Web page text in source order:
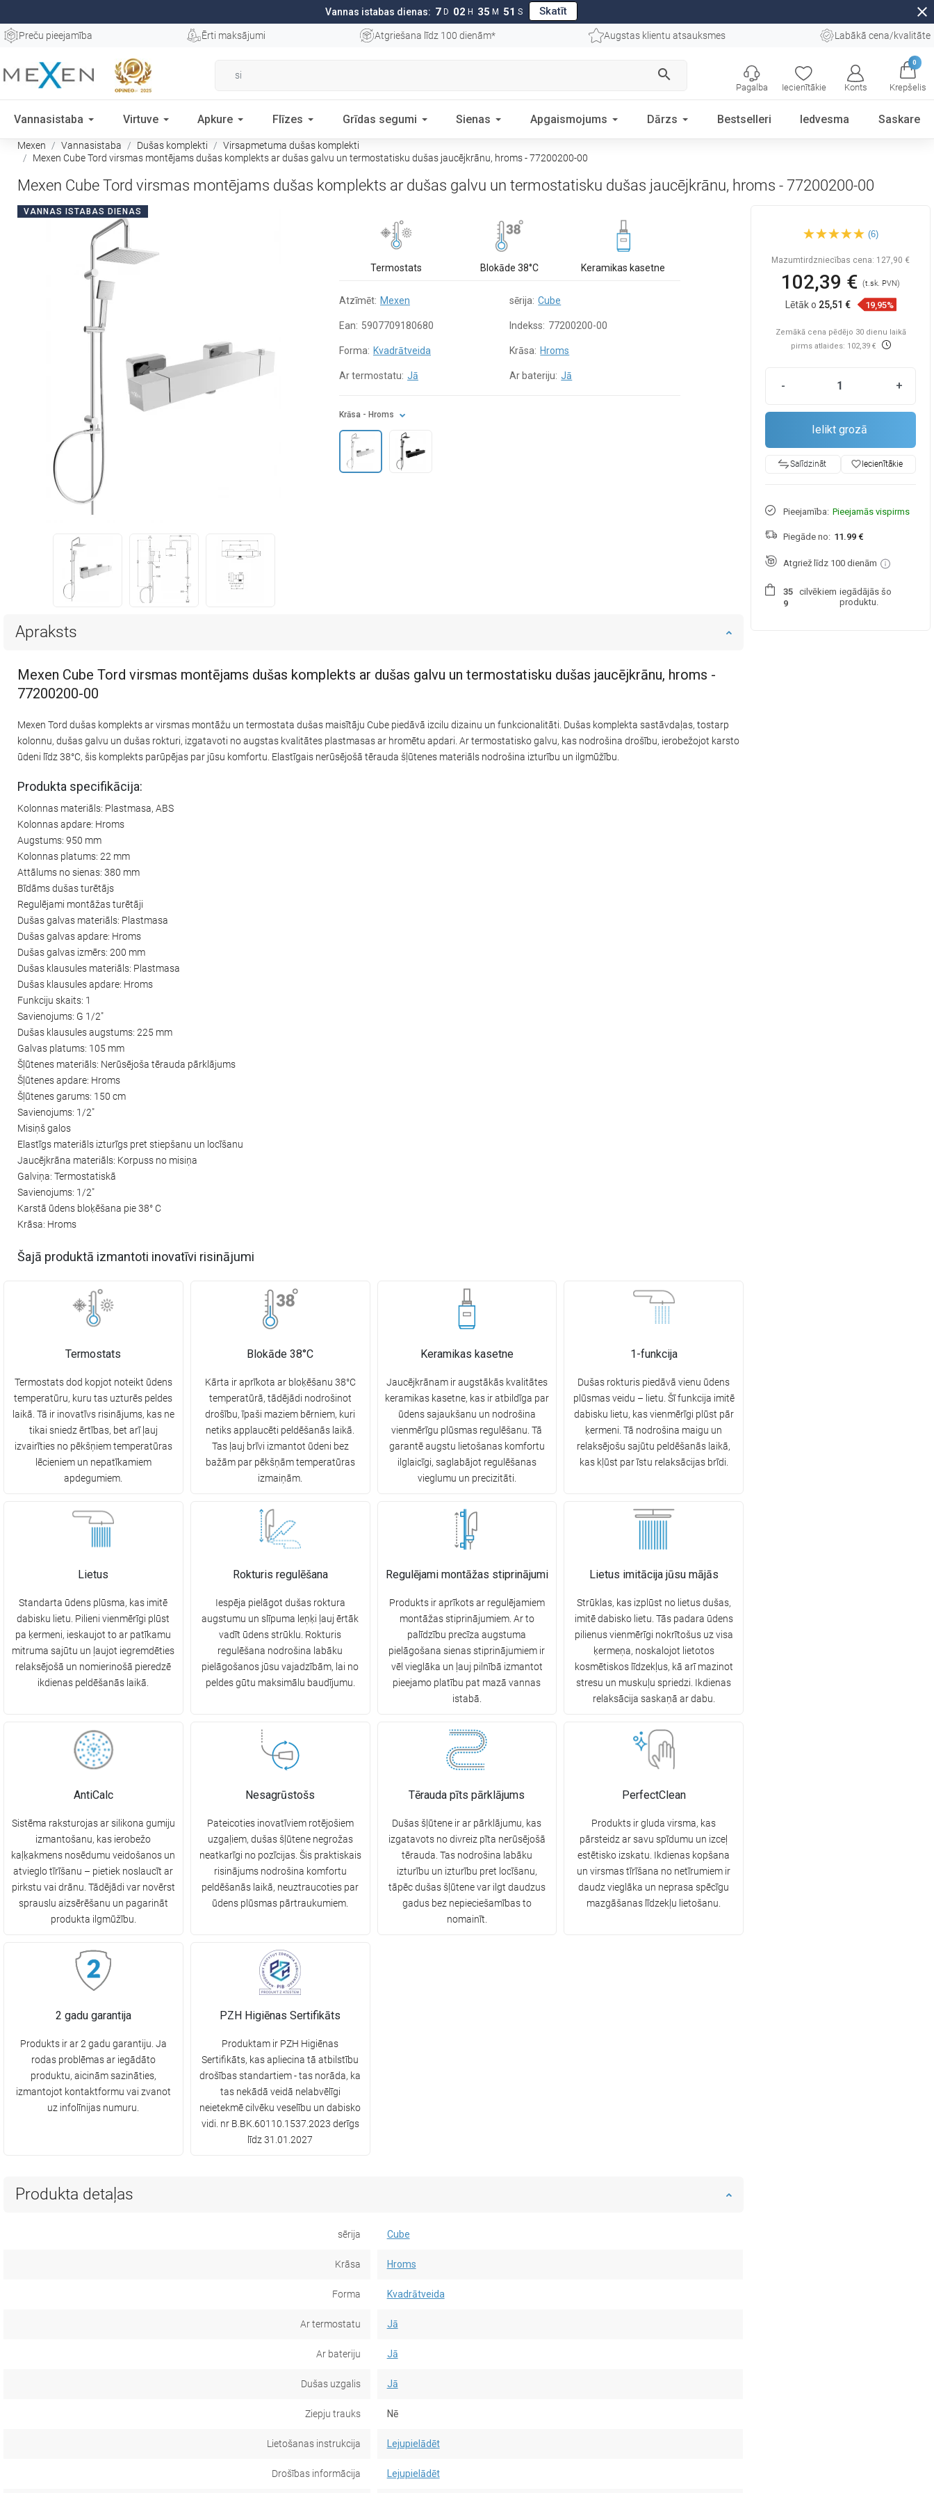
Vannas istabas dienas: 7 D 02 H 35 M 50 S Skatīt close
Preču pieejamība Ērti maksājumi Atgriešana līdz 100 dienām* Augstas klientu atsauksmes Labākā cena/kvalitāte
search
Iecienītākie Konts
0
Krepšelis
Pagalba
Vannasistaba Virtuve Apkure Flīzes Grīdas segumi Sienas Apgaismojums Dārzs Bestselleri Iedvesma Saskare
Mexen Vannasistaba Dušas komplekti
Virsapmetuma dušas komplekti
Mexen Cube Tord virsmas montējams dušas komplekts ar dušas galvu un termostatisku dušas jaucējkrānu, hroms - 77200200-00
Mexen Cube Tord virsmas montējams dušas komplekts ar dušas galvu un termostatisku dušas jaucējkrānu, hroms - 77200200-00
VANNAS ISTABAS DIENAS
Termostats Blokāde 38°C Keramikas kasetne
Atzīmēt: Mexen sērija: Cube
Ean: 5907709180680 Indekss: 77200200-00
Forma: Kvadrātveida Krāsa: Hroms
Ar termostatu: Jā Ar bateriju: Jā
Krāsa - Hroms
Apraksts
Mexen Cube Tord virsmas montējams dušas komplekts ar dušas galvu un termostatisku dušas jaucējkrānu, hroms -
77200200-00
Mexen Tord dušas komplekts ar virsmas montāžu un termostata dušas maisītāju Cube piedāvā izcilu dizainu un funkcionalitāti. Dušas komplekta sastāvdaļas, tostarp
kolonnu, dušas galvu un dušas rokturi, izgatavoti no augstas kvalitātes plastmasas ar hromētu apdari. Ar termostatisko galvu, kas nodrošina drošību, ierobežojot karsto
ūdeni līdz 38°C, šis komplekts parūpējas par jūsu komfortu. Elastīgais nerūsējošā tērauda šļūtenes materiāls nodrošina izturību un ilgmūžību.
Produkta specifikācija:
Kolonnas materiāls: Plastmasa, ABS
Kolonnas apdare: Hroms
Augstums: 950 mm
Kolonnas platums: 22 mm
Attālums no sienas: 380 mm
Bīdāms dušas turētājs
Regulējami montāžas turētāji
Dušas galvas materiāls: Plastmasa
Dušas galvas apdare: Hroms
Dušas galvas izmērs: 200 mm
Dušas klausules materiāls: Plastmasa
Dušas klausules apdare: Hroms
Funkciju skaits: 1
Savienojums: G 1/2"
Dušas klausules augstums: 225 mm
Galvas platums: 105 mm
Šļūtenes materiāls: Nerūsējoša tērauda pārklājums
Šļūtenes apdare: Hroms
Šļūtenes garums: 150 cm
Savienojums: 1/2"
Misiņš galos
Elastīgs materiāls izturīgs pret stiepšanu un locīšanu
Jaucējkrāna materiāls: Korpuss no misiņa
Galviņa: Termostatiskā
Savienojums: 1/2"
Karstā ūdens bloķēšana pie 38° C
Krāsa: Hroms
Šajā produktā izmantoti inovatīvi risinājumi
Termostats
Termostats dod kopjot noteikt ūdens
temperatūru, kuru tas uzturēs peldes
laikā. Tā ir inovatīvs risinājums, kas ne
tikai sniedz ērtības, bet arī ļauj
izvairīties no pēkšņiem temperatūras
lēcieniem un nepatīkamiem
apdegumiem.
Blokāde 38°C
Kārta ir aprīkota ar bloķēšanu 38°C
temperatūrā, tādējādi nodrošinot
drošību, īpaši maziem bērniem, kuri
netiks applaucēti peldēšanās laikā.
Tas ļauj brīvi izmantot ūdeni bez
bažām par pēkšņām temperatūras
izmaiņām.
Keramikas kasetne
Jaucējkrānam ir augstākās kvalitātes
keramikas kasetne, kas ir atbildīga par
ūdens sajaukšanu un nodrošina
vienmērīgu plūsmas regulēšanu. Tā
garantē augstu lietošanas komfortu
ilglaicīgi, saglabājot regulēšanas
vieglumu un precizitāti.
1-funkcija
Dušas rokturis piedāvā vienu ūdens
plūsmas veidu – lietu. Šī funkcija imitē
dabisku lietu, kas vienmērīgi plūst pār
ķermeni. Tā nodrošina maigu un
relaksējošu sajūtu peldēšanās laikā,
kas kļūst par īstu relaksācijas brīdi.
Lietus
Standarta ūdens plūsma, kas imitē
dabisku lietu. Pilieni vienmērīgi plūst
pa ķermeni, ieskaujot to ar patīkamu
mitruma sajūtu un ļaujot iegremdēties
relaksējošā un nomierinošā pieredzē
ikdienas peldēšanās laikā.
Rokturis regulēšana
Iespēja pielāgot dušas roktura
augstumu un slīpuma leņķi ļauj ērtāk
vadīt ūdens strūklu. Rokturis
regulēšana nodrošina labāku
pielāgošanos jūsu vajadzībām, lai no
peldes gūtu maksimālu baudījumu.
Regulējami montāžas stiprinājumi
Produkts ir aprīkots ar regulējamiem
montāžas stiprinājumiem. Ar to
palīdzību precīza augstuma
pielāgošana sienas stiprinājumiem ir
vēl vieglāka un ļauj pilnībā izmantot
pieejamo platību pat mazā vannas
istabā.
Lietus imitācija jūsu mājās
Strūklas, kas izplūst no lietus dušas,
imitē dabisko lietu. Tās padara ūdens
pilienus vienmērīgi nokrītošus uz visa
ķermeņa, noskalojot lietotos
kosmētiskos līdzekļus, kā arī mazinot
stresu un muskuļu spriedzi. Ikdienas
relaksācija saskaņā ar dabu.
AntiCalc
Sistēma raksturojas ar silikona gumiju
izmantošanu, kas ierobežo
kaļķakmens nosēdumu veidošanos un
atvieglo tīrīšanu – pietiek noslaucīt ar
pirkstu vai drānu. Tādējādi var novērst
sprauslu aizsērēšanu un pagarināt
produkta ilgmūžību.
Nesagrūstošs
Pateicoties inovatīviem rotējošiem
uzgaļiem, dušas šļūtene negrožas
neatkarīgi no pozīcijas. Šis praktiskais
risinājums nodrošina komfortu
peldēšanās laikā, neuztraucoties par
ūdens plūsmas pārtraukumiem.
Tērauda pīts pārklājums
Dušas šļūtene ir ar pārklājumu, kas
izgatavots no divreiz pīta nerūsējošā
tērauda. Tas nodrošina labāku
izturību un izturību pret locīšanu,
tāpēc dušas šļūtene var ilgt daudzus
gadus bez nepieciešamības to
nomainīt.
PerfectClean
Produkts ir gluda virsma, kas
pārsteidz ar savu spīdumu un izceļ
estētisko izskatu. Ikdienas kopšana
un virsmas tīrīšana no netīrumiem ir
daudz vieglāka un neprasa spēcīgu
mazgāšanas līdzekļu lietošanu.
2 gadu garantija
Produkts ir ar 2 gadu garantiju. Ja
rodas problēmas ar iegādāto
produktu, aicinām sazināties,
izmantojot kontaktformu vai zvanot
uz infolīnijas numuru.
PZH Higiēnas Sertifikāts
Produktam ir PZH Higiēnas
Sertifikāts, kas apliecina tā atbilstību
drošības standartiem - tas norāda, ka
tas nekādā veidā nelabvēlīgi
neietekmē cilvēku veselību un dabisko
vidi. nr B.BK.60110.1537.2023 derīgs
līdz 31.01.2027
Produkta detaļas
sērija Cube
Krāsa Hroms
Forma Kvadrātveida
Ar termostatu Jā
Ar bateriju Jā
Dušas uzgalis Jā
Ziepju trauks Nē
Lietošanas instrukcija Lejupielādēt
Drošības informācija Lejupielādēt
montējams dušas komplekts
termostatisku dušas
jaucējkrānu, hroms -
77200200-00
(6)
Mazumtirdzniecības cena: 127,90 €
102,39 €(t.sk. PVN)
Lētāk o 25,51 € 19,95%
Zemākā cena pēdējo 30 dienu laikā
pirms atlaides: 102,39 €
- +
Ielikt grozā
Salīdzināt favorite_borderIecienītākie
Pieejamība: Pieejamās vispirms
Piegāde no: 11.99 €
Atgriež līdz 100 dienām
35
9
cilvēkiem iegādājās šo
produktu.